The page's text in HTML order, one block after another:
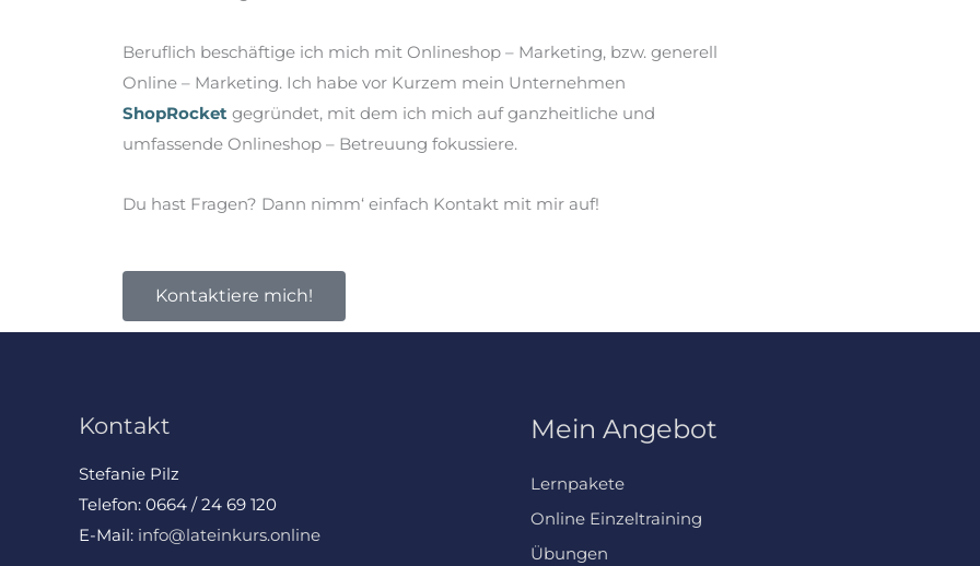
Beruflich beschäftige ich mich mit Onlineshop – Marketing, bzw. generell
Online – Marketing. Ich habe vor Kurzem mein Unternehmen
ShopRocket gegründet, mit dem ich mich auf ganzheitliche und
umfassende Onlineshop – Betreuung fokussiere.
Du hast Fragen? Dann nimm‘ einfach Kontakt mit mir auf!
Kontaktiere mich!
Kontakt
Stefanie Pilz
Telefon: 0664 / 24 69 120
E-Mail: info@lateinkurs.online
Mein Angebot
Lernpakete
Online Einzeltraining
Übungen